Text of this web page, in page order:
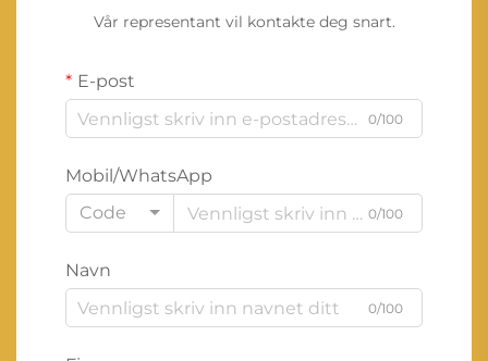
Vår representant vil kontakte deg snart.
E-post
0/100
Mobil/WhatsApp
Code
0/100
Navn
0/100